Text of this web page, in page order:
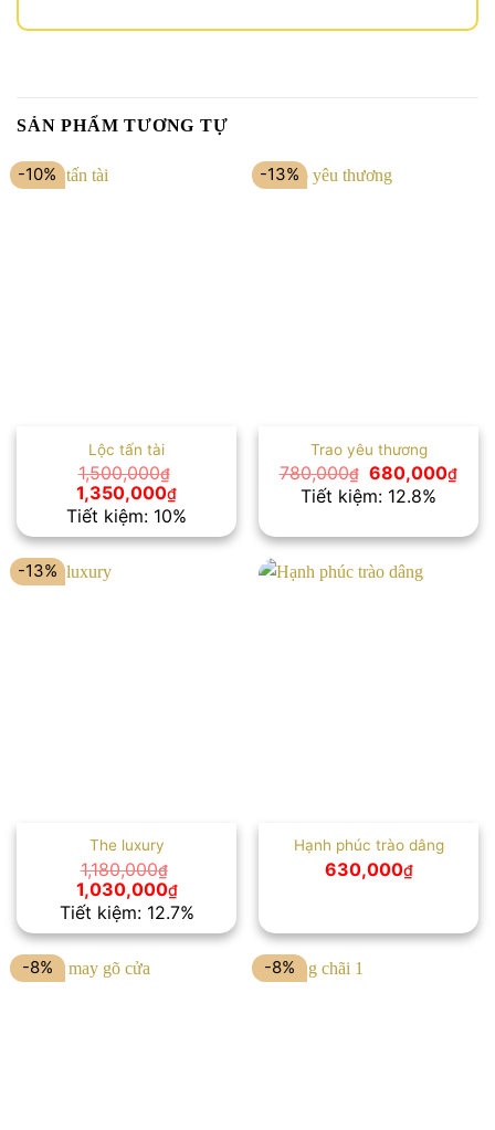
SẢN PHẨM TƯƠNG TỰ
-10%
Lộc tấn tài
1,500,000₫
Giá
gốc
là:
1,500,000₫.
1,350,000₫Giá
hiện
tại
là:
1,350,000₫.
Tiết kiệm: 10%
-13%
Trao yêu thương
780,000₫ Giá
gốc
là:
680,000₫Giá
Tiết kiệm: 12.8%
-13%
The luxury
1,180,000₫
Giá
gốc
là:
1,180,000₫.
1,030,000₫Giá
hiện
tại
là:
1,030,000₫.
Tiết kiệm: 12.7%
Hạnh phúc trào dâng
630,000₫
-8% -8%